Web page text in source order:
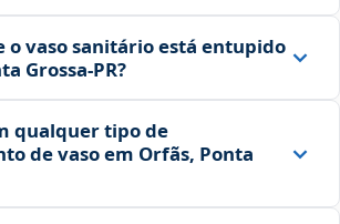
o vaso sanitário está entupido
Grossa‑PR?
qualquer tipo de
de vaso em Orfãs, Ponta